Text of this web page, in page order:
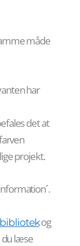
måde
har
det at
projekt.
og
du læse